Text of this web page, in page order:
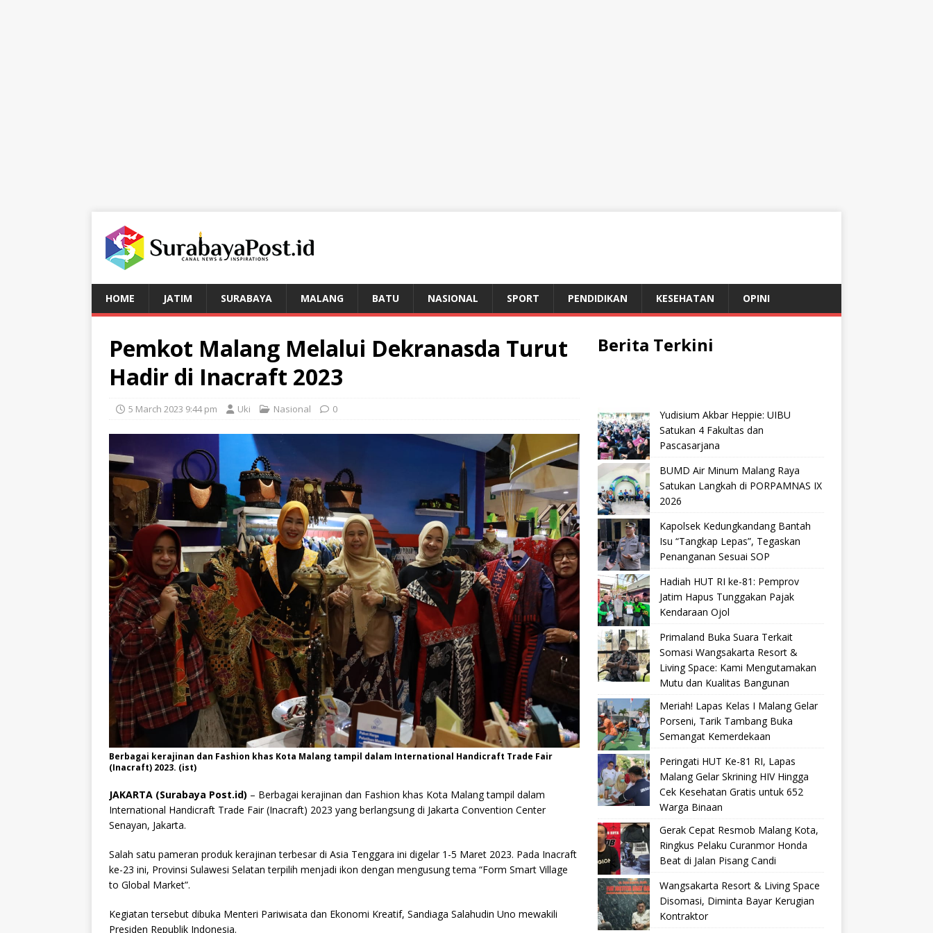
HOME JATIM SURABAYA MALANG BATU NASIONAL SPORT PENDIDIKAN KESEHATAN OPINI
Pemkot Malang Melalui Dekranasda Turut
Hadir di Inacraft 2023
5 March 2023 9:44 pm Uki Nasional 0
Berbagai kerajinan dan Fashion khas Kota Malang tampil dalam International Handicraft Trade Fair
(Inacraft) 2023. (ist)
JAKARTA (Surabaya Post.id) – Berbagai kerajinan dan Fashion khas Kota Malang tampil dalam
International Handicraft Trade Fair (Inacraft) 2023 yang berlangsung di Jakarta Convention Center
Senayan, Jakarta.
Salah satu pameran produk kerajinan terbesar di Asia Tenggara ini digelar 1-5 Maret 2023. Pada Inacraft
ke-23 ini, Provinsi Sulawesi Selatan terpilih menjadi ikon dengan mengusung tema “Form Smart Village
to Global Market”.
Kegiatan tersebut dibuka Menteri Pariwisata dan Ekonomi Kreatif, Sandiaga Salahudin Uno mewakili
Presiden Republik Indonesia.
Berita Terkini
Yudisium Akbar Heppie: UIBU
Satukan 4 Fakultas dan
Pascasarjana
BUMD Air Minum Malang Raya
Satukan Langkah di PORPAMNAS IX
2026
Kapolsek Kedungkandang Bantah
Isu “Tangkap Lepas”, Tegaskan
Penanganan Sesuai SOP
Hadiah HUT RI ke-81: Pemprov
Jatim Hapus Tunggakan Pajak
Kendaraan Ojol
Primaland Buka Suara Terkait
Somasi Wangsakarta Resort &
Living Space: Kami Mengutamakan
Mutu dan Kualitas Bangunan
Meriah! Lapas Kelas I Malang Gelar
Porseni, Tarik Tambang Buka
Semangat Kemerdekaan
Peringati HUT Ke-81 RI, Lapas
Malang Gelar Skrining HIV Hingga
Cek Kesehatan Gratis untuk 652
Warga Binaan
Gerak Cepat Resmob Malang Kota,
Ringkus Pelaku Curanmor Honda
Beat di Jalan Pisang Candi
Wangsakarta Resort & Living Space
Disomasi, Diminta Bayar Kerugian
Kontraktor